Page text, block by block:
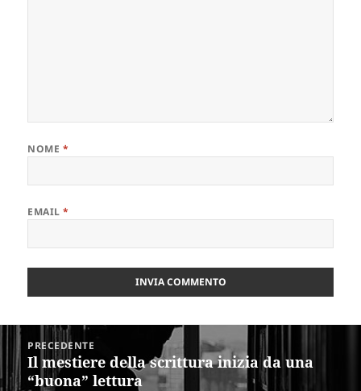
NOME *
EMAIL*
Navigazione
articoliPRECEDENTE
Articolo
precedente:
Il mestiere della scrittura inizia da una
“buona” lettura